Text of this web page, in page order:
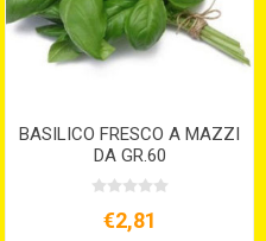
BASILICO FRESCO A MAZZI
DA GR.60
€2,81